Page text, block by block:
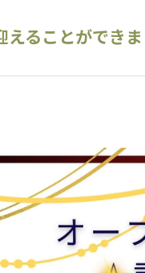
えることができ